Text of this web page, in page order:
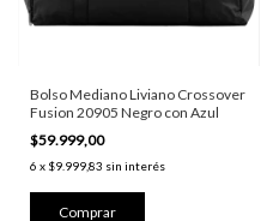
Bolso Mediano Liviano Crossover
Fusion 20905 Negro con Azul
$59.999,00
6 x $9.999,83 sin interés